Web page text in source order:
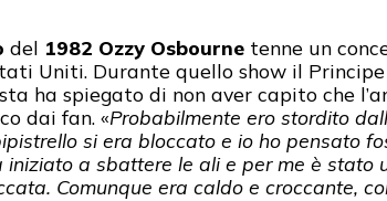
del 1982 Ozzy Osbourne tenne un
Uniti. Durante quello show il
ha spiegato di non aver capito che
dai fan. «Probabilmente ero stordito
si era bloccato e io ho pensato
a sbattere le ali e per me è stato
Comunque era caldo e croccante,